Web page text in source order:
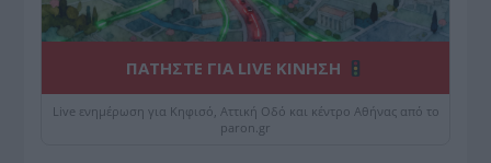
ΠΑΤΗΣΤΕ ΓΙΑ LIVE ΚΙΝΗΣΗ
Live ενημέρωση για Κηφισό, Αττική Οδό και κέντρο Αθήνας από το
paron.gr